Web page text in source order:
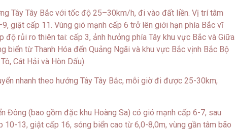
Tây Tây Bắc với tốc độ 25–30km/h, đi vào đất liền. Vị trí tâm
giật cấp 11. Vùng gió mạnh cấp 6 trở lên giới hạn phía Bắc vĩ
độ rủi ro thiên tai: cấp 3, ảnh hưởng phía Tây khu vực Bắc và Giữa
biển từ Thanh Hóa đến Quảng Ngãi và khu vực Bắc vịnh Bắc Bộ
Cát Hải và Hòn Dấu).
nhanh theo hướng Tây Tây Bắc, mỗi giờ đi được 25-30km,
Đông (bao gồm đặc khu Hoàng Sa) có gió mạnh cấp 6-7, sau
13, giật cấp 16, sóng biển cao từ 6,0-8,0m, vùng gần tâm bão